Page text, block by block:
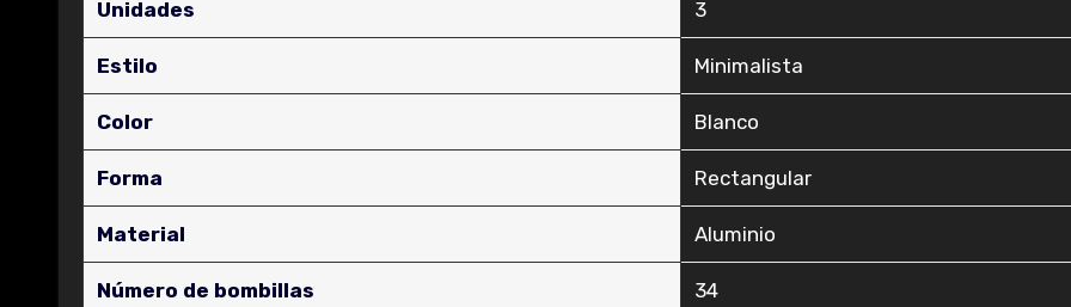
Unidades ‎3
Estilo ‎Minimalista
Color ‎Blanco
Forma ‎Rectangular
Material ‎Aluminio
Número de bombillas ‎34